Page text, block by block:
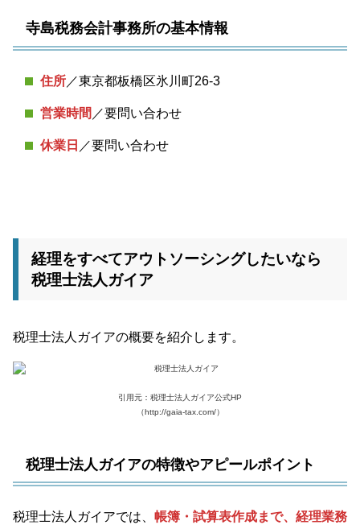
寺島税務会計事務所の基本情報
住所／東京都板橋区氷川町26-3
営業時間 ／要問い合わせ
休業日 ／要問い合わせ
経理をすべてアウトソーシングしたいなら
税理士法人ガイア
税理士法人ガイアの概要を紹介します。
引用元：税理士法人ガイア公式HP
（http://gaia-tax.com/）
税理士法人ガイアの特徴やアピールポイント
税理士法人ガイアでは、 帳簿・試算表作成まで、経理業務